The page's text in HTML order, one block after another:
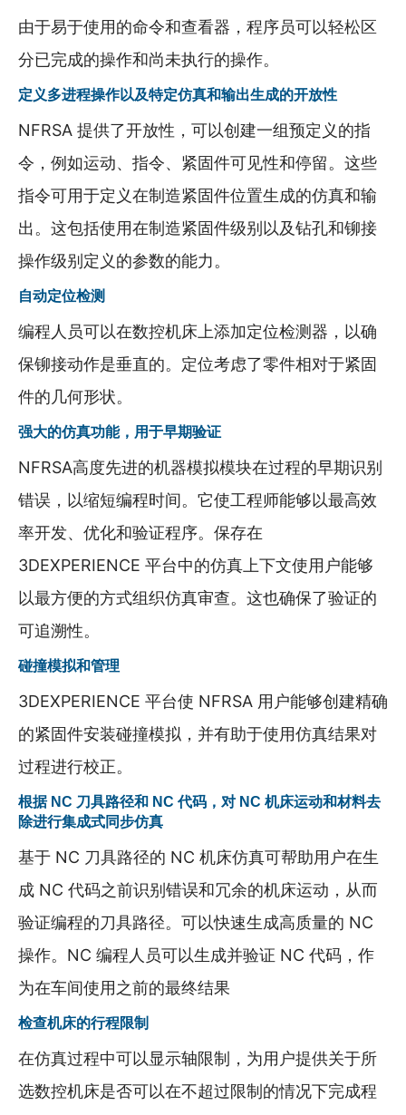
由于易于使用的命令和查看器，程序员可以轻松区
分已完成的操作和尚未执行的操作。
定义多进程操作以及特定仿真和输出生成的开放性
NFRSA 提供了开放性，可以创建一组预定义的指
令，例如运动、指令、紧固件可见性和停留。这些
指令可用于定义在制造紧固件位置生成的仿真和输
出。这包括使用在制造紧固件级别以及钻孔和铆接
操作级别定义的参数的能力。
自动定位检测
编程人员可以在数控机床上添加定位检测器，以确
保铆接动作是垂直的。定位考虑了零件相对于紧固
件的几何形状。
强大的仿真功能，用于早期验证
NFRSA高度先进的机器模拟模块在过程的早期识别
错误，以缩短编程时间。它使工程师能够以最高效
率开发、优化和验证程序。保存在
3DEXPERIENCE 平台中的仿真上下文使用户能够
以最方便的方式组织仿真审查。这也确保了验证的
可追溯性。
碰撞模拟和管理
3DEXPERIENCE 平台使 NFRSA 用户能够创建精确
的紧固件安装碰撞模拟，并有助于使用仿真结果对
过程进行校正。
根据 NC 刀具路径和 NC 代码，对 NC 机床运动和材料去
除进行集成式同步仿真
基于 NC 刀具路径的 NC 机床仿真可帮助用户在生
成 NC 代码之前识别错误和冗余的机床运动，从而
验证编程的刀具路径。可以快速生成高质量的 NC
操作。NC 编程人员可以生成并验证 NC 代码，作
为在车间使用之前的最终结果
检查机床的行程限制
在仿真过程中可以显示轴限制，为用户提供关于所
选数控机床是否可以在不超过限制的情况下完成程